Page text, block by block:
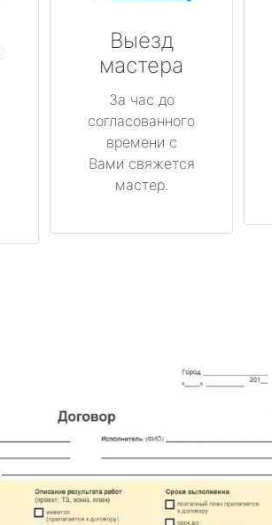
Выезд
мастера
За час до
согласованного
времени с
Вами свяжется
мастер.